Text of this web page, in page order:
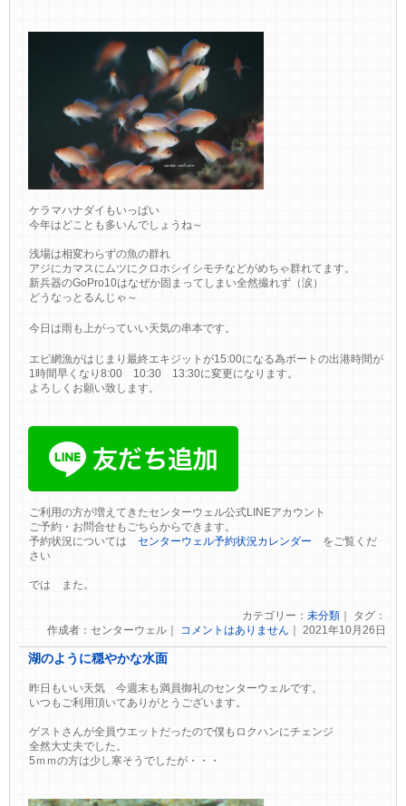
ケラマハナダイもいっぱい
今年はどことも多いんでしょうね～
浅場は相変わらずの魚の群れ
アジにカマスにムツにクロホシイシモチなどがめちゃ群れてます。
新兵器のGoPro10はなぜか固まってしまい全然撮れず（涙）
どうなっとるんじゃ～
今日は雨も上がっていい天気の串本です。
エビ網漁がはじまり最終エキジットが15:00になる為ボートの出港時間が
1時間早くなり8:00 10:30 13:30に変更になります。
よろしくお願い致します。
ご利用の方が増えてきたセンターウェル公式LINEアカウント
ご予約・お問合せもごちらからできます。
予約状況についてはセンターウェル予約状況カレンダー をご覧くだ
さい
では また。
カテゴリー： 未分類｜ タグ：
作成者：センターウェル｜
コメントはありません ｜ 2021年10月26日
湖のように穏やかな水面
昨日もいい天気 今週末も満員御礼のセンターウェルです。
いつもご利用頂いてありがとうございます。
ゲストさんが全員ウエットだったので僕もロクハンにチェンジ
全然大丈夫でした。
5ｍｍの方は少し寒そうでしたが・・・